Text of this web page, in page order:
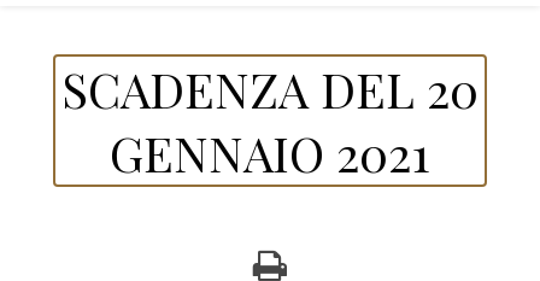
SCADENZA DEL 20
GENNAIO 2021